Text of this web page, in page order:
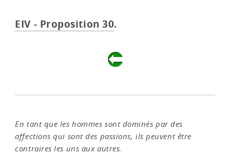
EIV - Proposition 30.
En tant que les hommes sont dominés par des
affections qui sont des passions, ils peuvent être
contraires les uns aux autres.